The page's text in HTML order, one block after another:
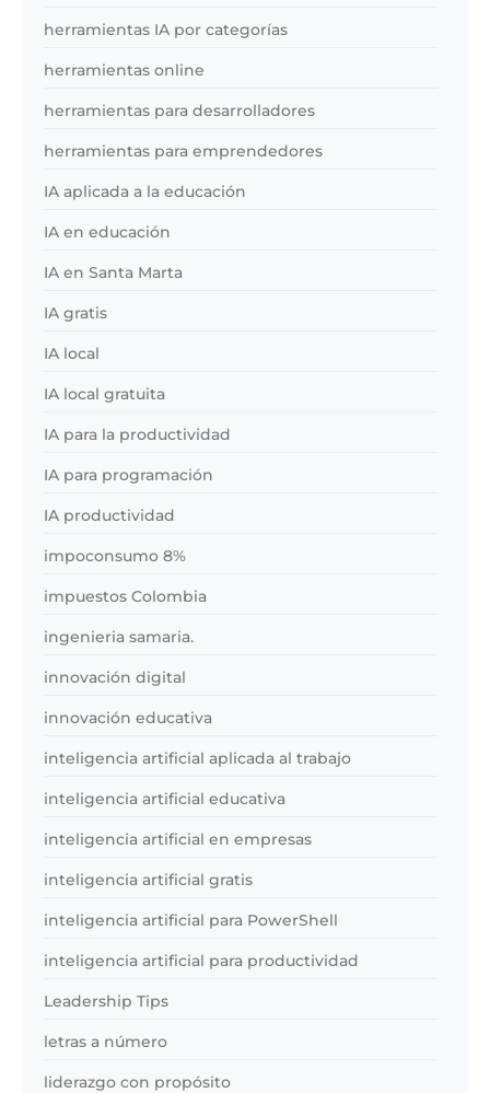
herramientas IA por categorías
herramientas online
herramientas para desarrolladores
herramientas para emprendedores
IA aplicada a la educación
IA en educación
IA en Santa Marta
IA gratis
IA local
IA local gratuita
IA para la productividad
IA para programación
IA productividad
impoconsumo 8%
impuestos Colombia
ingenieria samaria.
innovación digital
innovación educativa
inteligencia artificial aplicada al trabajo
inteligencia artificial educativa
inteligencia artificial en empresas
inteligencia artificial gratis
inteligencia artificial para PowerShell
inteligencia artificial para productividad
Leadership Tips
letras a número
liderazgo con propósito